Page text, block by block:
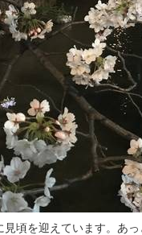
頃を迎えています。あ